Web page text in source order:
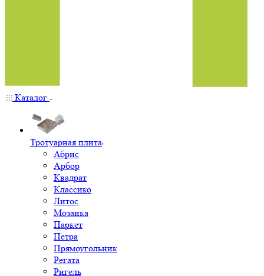
Каталог
Тротуарная плита
Абрис
Арбор
Квадрат
Классико
Литос
Мозаика
Паркет
Петра
Прямоугольник
Регата
Ригель